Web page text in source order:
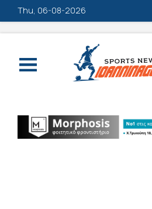
Thu, 06-08-2026